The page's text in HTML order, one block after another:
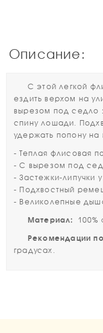
Описание:
С этой легкой
ездить верхом на
вырезом под седло
спину лошади.
удержать попону
- Теплая флисовая
- С вырезом под
- Застежки-липучки
- Подхвостный
- Великолепные
Материал: 100%
Рекомендации
градусах.